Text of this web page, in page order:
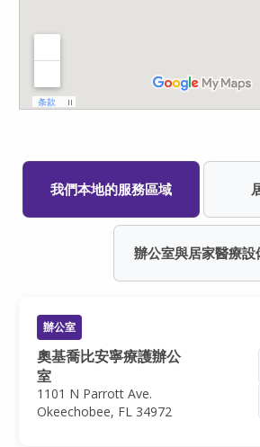
我們本地的服務區域
辦公室與居家醫療設
辦公室
奧基喬比安寧療護辦公
室
1101 N Parrott Ave.
Okeechobee, FL 34972